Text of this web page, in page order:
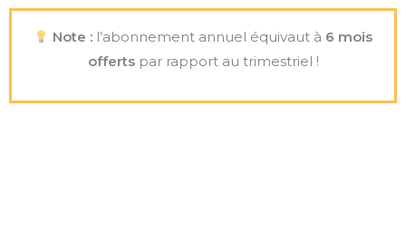
Note : l’abonnement annuel équivaut à 6 mois
offertspar rapport au trimestriel !